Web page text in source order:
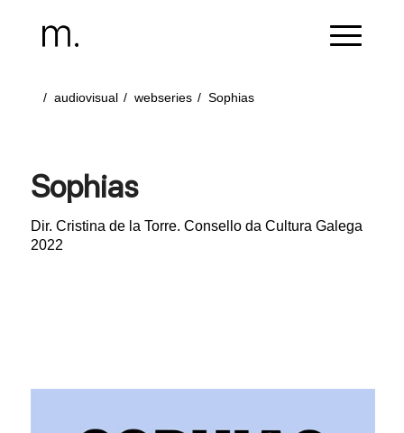
/ audiovisual / webseries / Sophias
Sophias
Dir. Cristina de la Torre. Consello da Cultura Galega
2022